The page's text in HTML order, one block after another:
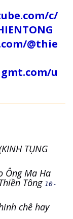
c/
@thie
u
TỤNG
Ông Ma Ha
Tông 10-
chê hay